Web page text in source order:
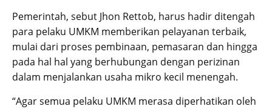
Pemerintah, sebut Jhon Rettob, harus hadir ditengah
para pelaku UMKM memberikan pelayanan terbaik,
mulai dari proses pembinaan, pemasaran dan hingga
pada hal hal yang berhubungan dengan perizinan
dalam menjalankan usaha mikro kecil menengah.
“Agar semua pelaku UMKM merasa diperhatikan oleh